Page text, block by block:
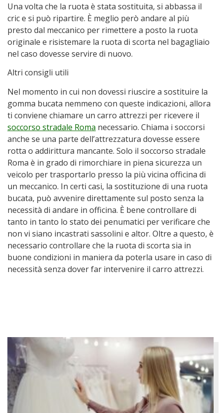
Una volta che la ruota è stata sostituita, si abbassa il
cric e si può ripartire. È meglio però andare al più
presto dal meccanico per rimettere a posto la ruota
originale e risistemare la ruota di scorta nel bagagliaio
nel caso dovesse servire di nuovo.
Altri consigli utili
Nel momento in cui non dovessi riuscire a sostituire la
gomma bucata nemmeno con queste indicazioni, allora
ti conviene chiamare un carro attrezzi per ricevere il
soccorso stradale Roma necessario. Chiama i soccorsi
anche se una parte dell’attrezzatura dovesse essere
rotta o addirittura mancante. Solo il soccorso stradale
Roma è in grado di rimorchiare in piena sicurezza un
veicolo per trasportarlo presso la più vicina officina di
un meccanico. In certi casi, la sostituzione di una ruota
bucata, può avvenire direttamente sul posto senza la
necessità di andare in officina. È bene controllare di
tanto in tanto lo stato dei penumatici per verificare che
non vi siano incastrati sassolini e altor. Oltre a questo, è
necessario controllare che la ruota di scorta sia in
buone condizioni in maniera da poterla usare in caso di
necessità senza dover far intervenire il carro attrezzi.